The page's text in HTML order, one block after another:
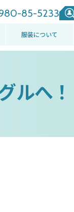
85-5233
服装について
ルへ！